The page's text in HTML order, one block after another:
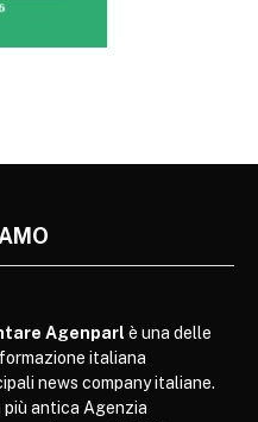
Agenparl è una delle
italiana
news company italiane.
più antica Agenzia